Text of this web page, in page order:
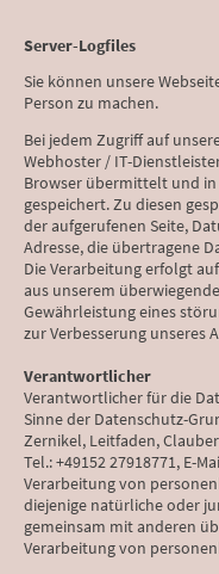
Server-Logfiles
Sie können unsere
Person zu machen.
Bei jedem Zugriff auf
Webhoster / IT-
Browser übermittelt und
gespeichert. Zu diesen
der aufgerufenen Seite,
Adresse, die übertragene
Die Verarbeitung erfolgt
aus unserem
Gewährleistung eines
zur Verbesserung unseres
Verantwortlicher
Verantwortlicher für die
Sinne der Datenschutz-
Zernikel, Leitfaden,
Tel.: +49152 27918771, E-
Verarbeitung von
diejenige natürliche oder
gemeinsam mit anderen
Verarbeitung von